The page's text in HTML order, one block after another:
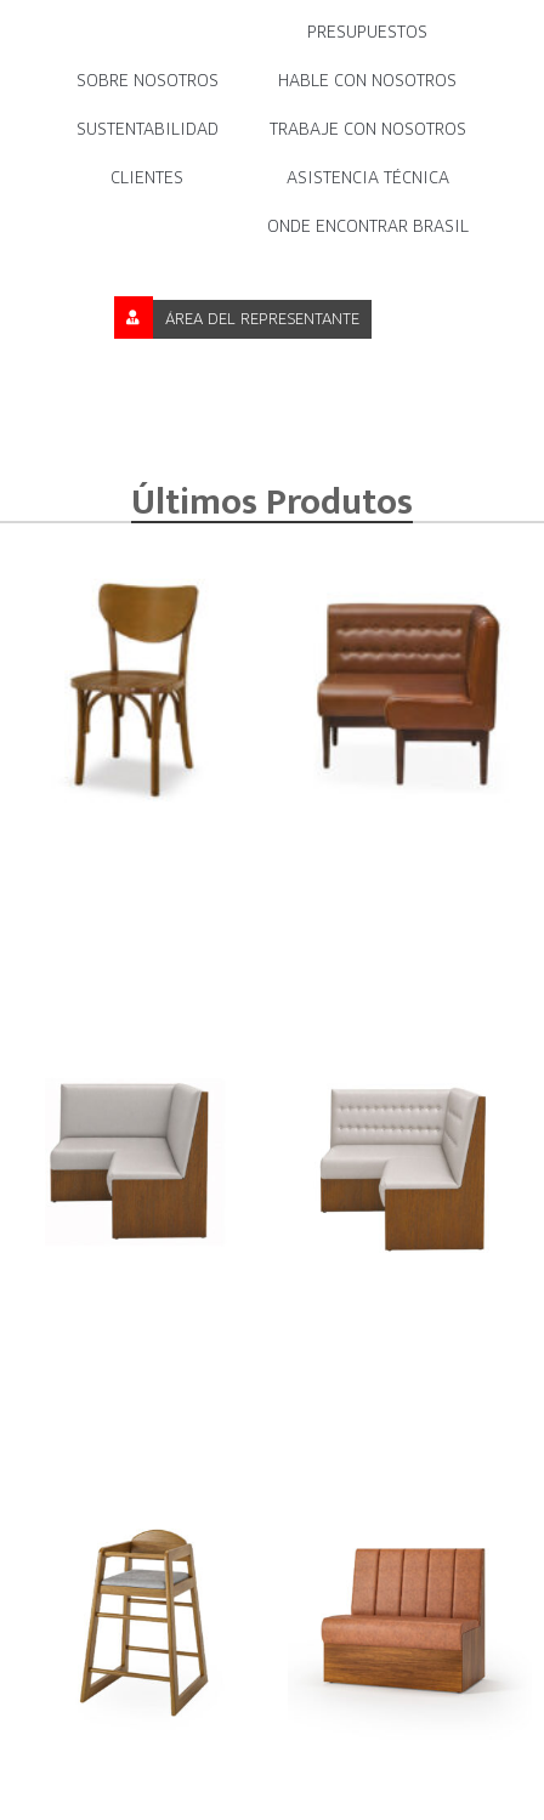
SOBRE NOSOTROS
SUSTENTABILIDAD
CLIENTES
PRESUPUESTOS
HABLE CON NOSOTROS
TRABAJE CON NOSOTROS
ASISTENCIA TÉCNICA
ONDE ENCONTRAR BRASIL
ÁREA DEL REPRESENTANTE
Últimos Produtos